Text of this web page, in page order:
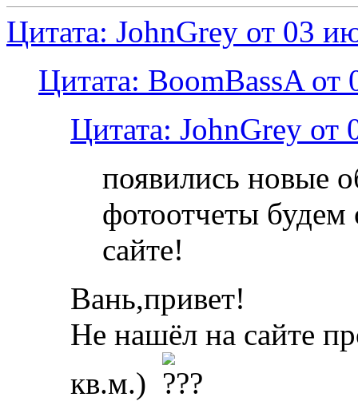
Цитата: JohnGrey от 03
Цитата: BoomBassA
Цитата: JohnGrey
появились новые
фотоотчеты
сайте!
Вань,привет!
Не нашёл на сайте
кв.м.)